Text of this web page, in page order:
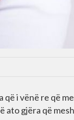
që i vënë re që
ato gjëra që